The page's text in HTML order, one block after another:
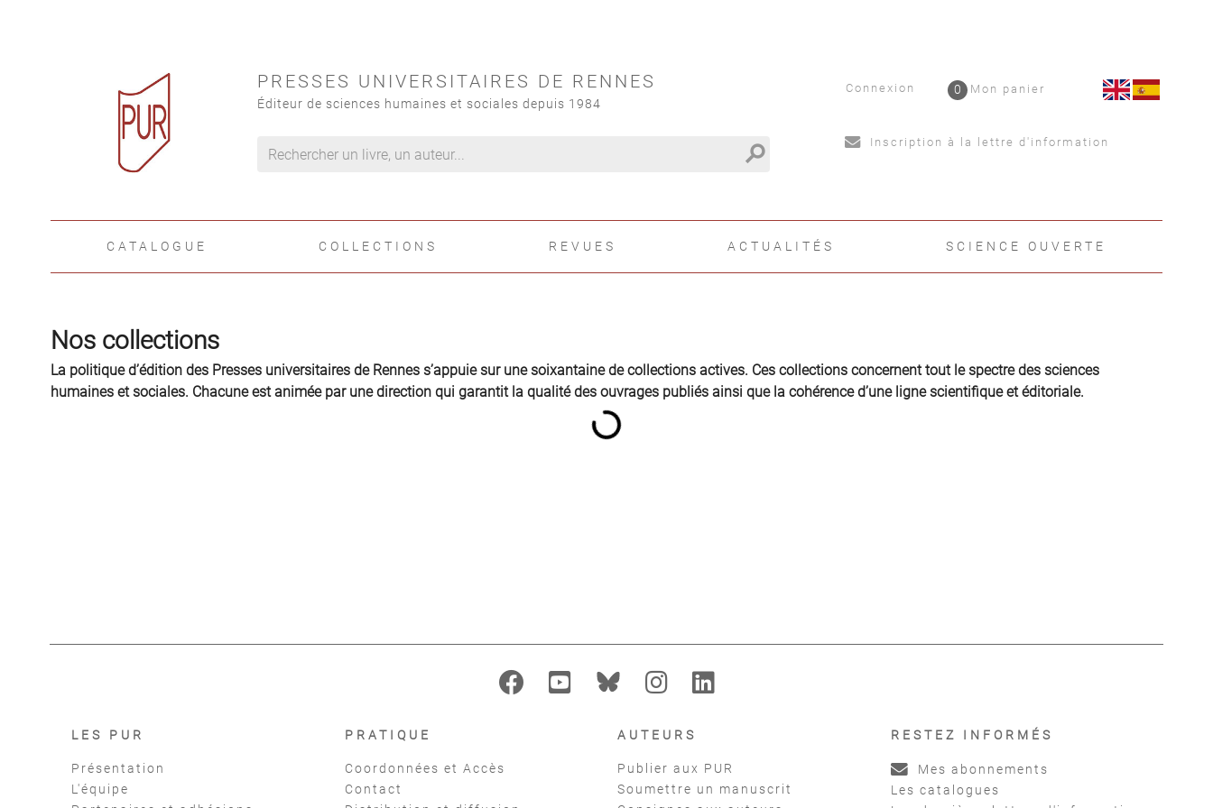
PRESSES UNIVERSITAIRES DE RENNES
Éditeur de sciences humaines et sociales depuis 1984
search
Connexion Mon panier
0
Inscription à la lettre d'information
CATALOGUE COLLECTIONS REVUES ACTUALITÉS SCIENCE OUVERTE
Nos collections
La politique d’édition des Presses universitaires de Rennes s’appuie sur une soixantaine de collections actives. Ces collections concernent tout le spectre des sciences
humaines et sociales. Chacune est animée par une direction qui garantit la qualité des ouvrages publiés ainsi que la cohérence d’une ligne scientifique et éditoriale.
LES PUR
Présentation
L'équipe
PRATIQUE
Coordonnées et Accès
Contact
AUTEURS
Publier aux PUR
Soumettre un manuscrit
RESTEZ INFORMÉS
Mes abonnements
Les catalogues